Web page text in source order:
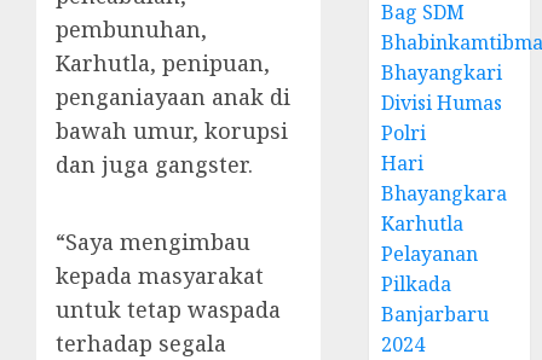
pembunuhan,
Karhutla, penipuan,
penganiayaan anak di
bawah umur, korupsi
dan juga gangster.
“Saya mengimbau
kepada masyarakat
untuk tetap waspada
terhadap segala
Bag SDM
Bhayangkari
Divisi Humas
Polri
Hari
Bhayangkara
Karhutla
Pelayanan
Pilkada
Banjarbaru
2024